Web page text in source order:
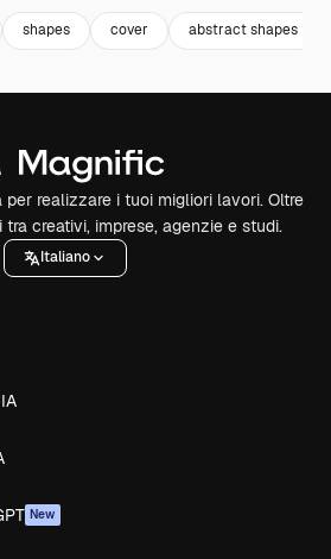
shapes cover abstract shapes
realizzare i tuoi migliori lavori. Oltre
tra creativi, imprese, agenzie e studi.
Italiano
New